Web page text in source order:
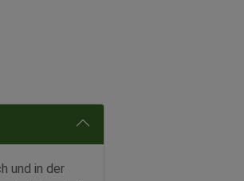
und in der